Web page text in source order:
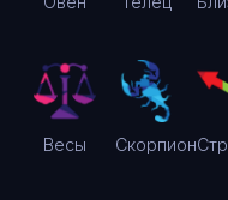
Весы Скорпион